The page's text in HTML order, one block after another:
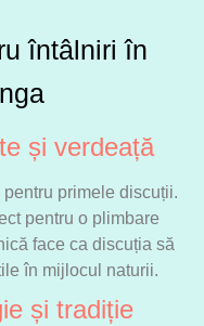
întâlniri în
și verdeață
primele discuții.
pentru o plimbare
face ca discuția să
în mijlocul naturii.
și tradiție